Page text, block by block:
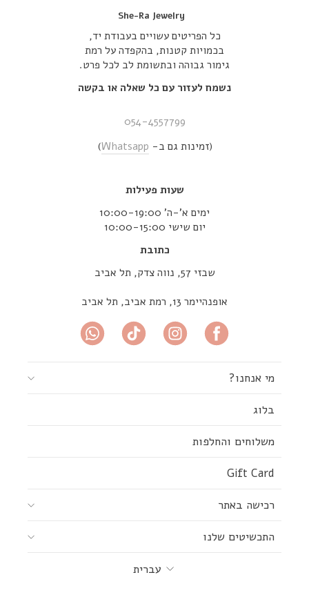
She-Ra Jewelry
כל הפריטים עשויים בעבודת יד,
בכמויות קטנות, בהקפדה על רמת
גימור גבוהה ובתשומת לב לכל פרט.
נשמח לעזור עם כל שאלה או בקשה
054-4557799
(זמינות גם ב- Whatsapp
)
שעות פעילות
ימים א’-ה’ 10:00-19:00
יום שישי 10:00-15:00
כתובת
שבזי 57, נווה צדק, תל אביב
אופנהיימר 13, רמת אביב, תל אביב
מי אנחנו?
בלוג
משלוחים והחלפות
Gift Card
רכישה באתר
התכשיטים שלנו
שפהעברית